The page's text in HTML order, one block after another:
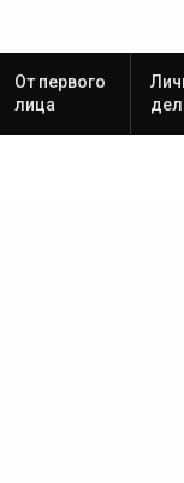
От первого
лица